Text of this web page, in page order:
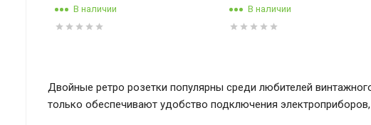
В наличии В наличии
Двойные ретро розетки популярны среди любителей
только обеспечивают удобство подключения